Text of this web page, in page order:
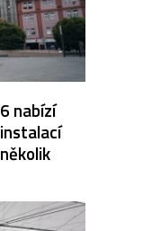
nabízí